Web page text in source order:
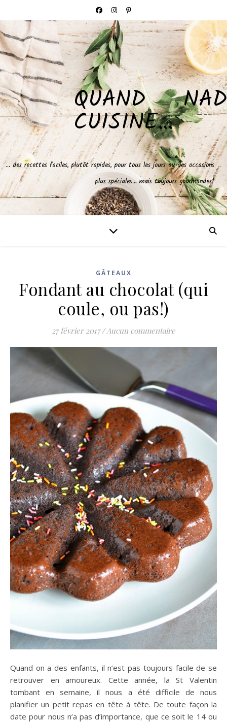
QUAND NAD
CUISINE…
… des recettes faciles, plutôt rapides, pour tous les jours ou des occasions
plus spéciales… mais toujours gourmandes!
GÂTEAUX
Fondant au chocolat (qui
coule, ou pas!)
27 février 2017 /Aucun commentaire
Quand on a des enfants, il n’est pas toujours facile de se
retrouver en amoureux. Cette année, la St Valentin
tombant en semaine, il nous a été difficile de nous
planifier un petit repas en tête à tête. De toute façon la
date pour nous n’a pas d’importance, que ce soit le 14 ou